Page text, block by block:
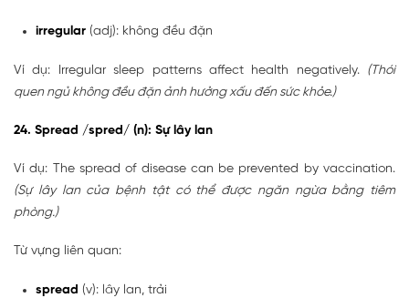
irregular (adj): không đều đặn
Ví dụ: Irregular sleep patterns affect health negatively. (Thói
quen ngủ không đều đặn ảnh hưởng xấu đến sức khỏe.)
24. Spread /spred/ (n): Sự lây lan
Ví dụ: The spread of disease can be prevented by vaccination.
(Sự lây lan của bệnh tật có thể được ngăn ngừa bằng tiêm
phòng.)
Từ vựng liên quan:
spread (v): lây lan, trải